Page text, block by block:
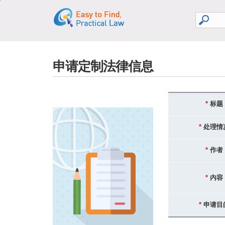
申请定制法律信息
* 标题
* 处理情
* 作者
* 内容
* 申请目